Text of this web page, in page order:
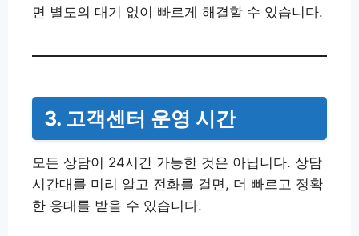
면 별도의 대기 없이 빠르게 해결할 수 있습니다.
3. 고객센터 운영 시간
모든 상담이 24시간 가능한 것은 아닙니다. 상담
시간대를 미리 알고 전화를 걸면, 더 빠르고 정확
한 응대를 받을 수 있습니다.